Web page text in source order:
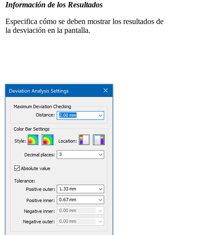
Información de los Resultados
Especifica cómo se deben mostrar los resultados de
la desviación en la pantalla.